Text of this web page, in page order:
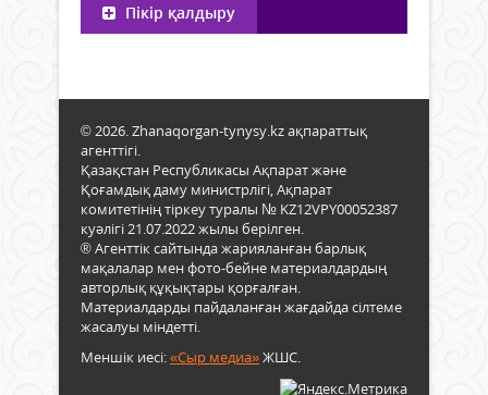
Пікір қалдыру
© 2026. Zhanaqorgan-tynysy.kz ақпараттық
агенттігі.
Қазақстан Республикасы Ақпарат және
Қоғамдық даму министрлігі, Ақпарат
комитетінің тіркеу туралы № KZ12VPY00052387
куәлігі 21.07.2022 жылы берілген.
® Агенттік сайтында жарияланған барлық
мақалалар мен фото-бейне материалдардың
авторлық құқықтары қорғалған.
Материалдарды пайдаланған жағдайда сілтеме
жасалуы міндетті.
Меншік иесі:«Сыр медиа»ЖШС.